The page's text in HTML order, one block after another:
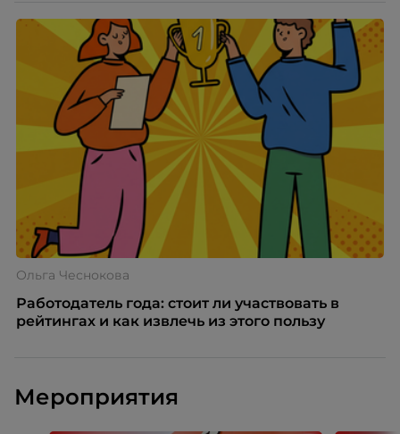
Ольга Чеснокова
Работодатель года: стоит ли участвовать в
рейтингах и как извлечь из этого пользу
Мероприятия